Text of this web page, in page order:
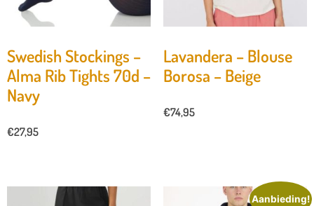
Swedish Stockings –
Alma Rib Tights 70d –
Navy
€27,95
Lavandera – Blouse
Borosa – Beige
€74,95
Aanbieding!